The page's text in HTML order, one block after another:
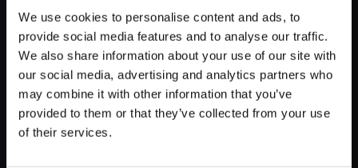
We use cookies to personalise content and ads, to
provide social media features and to analyse our traffic.
We also share information about your use of our site with
our social media, advertising and analytics partners who
may combine it with other information that you’ve
provided to them or that they’ve collected from your use
of their services.
【単曲】エグゾプライマル オリ
ジナルサウンドトラック Title
150円